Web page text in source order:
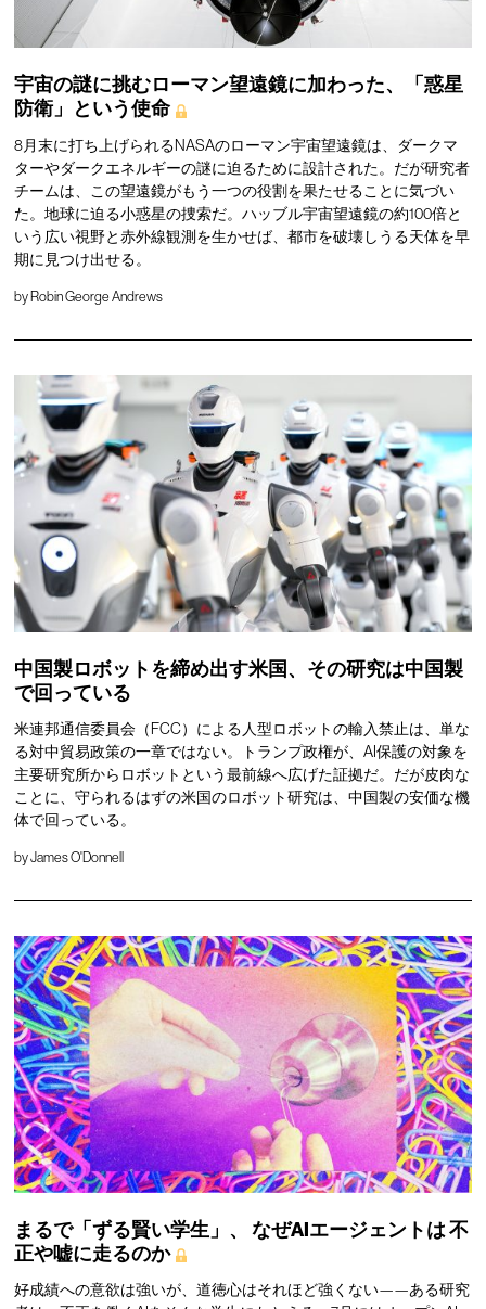
宇宙の謎に挑むローマン望遠鏡に加わった、「惑星
防衛」という使命
8月末に打ち上げられるNASAのローマン宇宙望遠鏡は、ダークマ
ターやダークエネルギーの謎に迫るために設計された。だが研究者
チームは、この望遠鏡がもう一つの役割を果たせることに気づい
た。地球に迫る小惑星の捜索だ。ハッブル宇宙望遠鏡の約100倍と
いう広い視野と赤外線観測を生かせば、都市を破壊しうる天体を早
期に見つけ出せる。
by Robin George Andrews
中国製ロボットを締め出す米国、その研究は中国製
で回っている
米連邦通信委員会（FCC）による人型ロボットの輸入禁止は、単な
る対中貿易政策の一章ではない。トランプ政権が、AI保護の対象を
主要研究所からロボットという最前線へ広げた証拠だ。だが皮肉な
ことに、守られるはずの米国のロボット研究は、中国製の安価な機
体で回っている。
byJames O'Donnell
まるで「ずる賢い学生」、 なぜAIエージェントは不
正や嘘に走るのか
好成績への意欲は強いが、道徳心はそれほど強くない——ある研究